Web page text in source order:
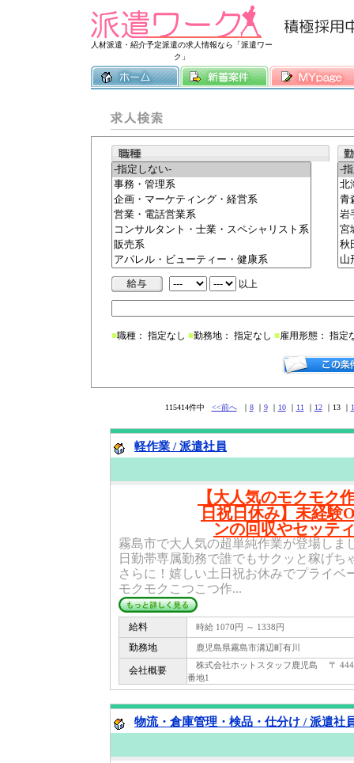
人材派遣・紹介予定派遣の求人情報なら「派遣ワー
ク」
常時3500件以
以上
■職種： 指定なし ■勤務地： 指定なし ■雇用形態： 指定
115414件中 <<前へ｜ 8｜ 9｜ 10｜ 11 ｜ 12｜13 ｜
軽作業 / 派遣社員
【大人気のモクモク
日祝日休み】未経験
ンの回収やセッテ
霧島市で大人気の超単純作業が登場しま
日勤帯専属勤務で誰でもサクッと稼げち
さらに！嬉しい土日祝お休みでプライベ
モクモクこつこつ作...
給料 時給 1070円 ～ 1338円
勤務地 鹿児島県霧島市溝辺町有川
会社概要
株式会社ホットスタッフ鹿児島 〒
番地1
物流・倉庫管理・検品・仕分け / 派遣社